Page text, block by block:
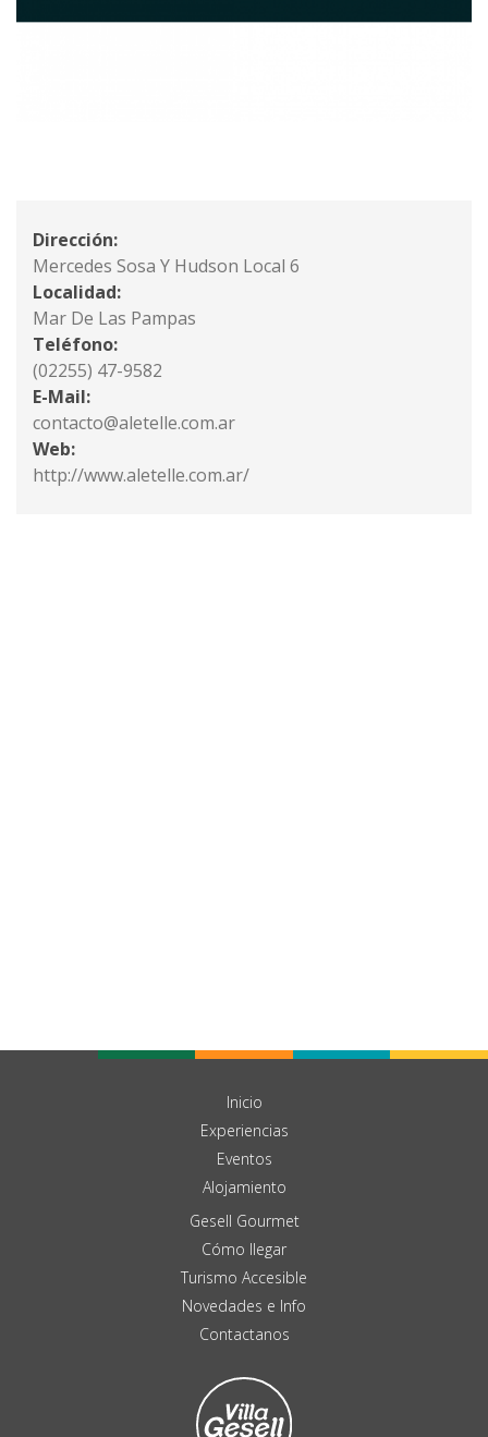
Dirección:
Mercedes Sosa Y Hudson Local 6
Localidad:
Mar De Las Pampas
Teléfono:
(02255) 47-9582
E-Mail:
contacto@aletelle.com.ar
Web:
http://www.aletelle.com.ar/
Inicio
Experiencias
Eventos
Alojamiento
Gesell Gourmet
Cómo llegar
Turismo Accesible
Novedades e Info
Contactanos